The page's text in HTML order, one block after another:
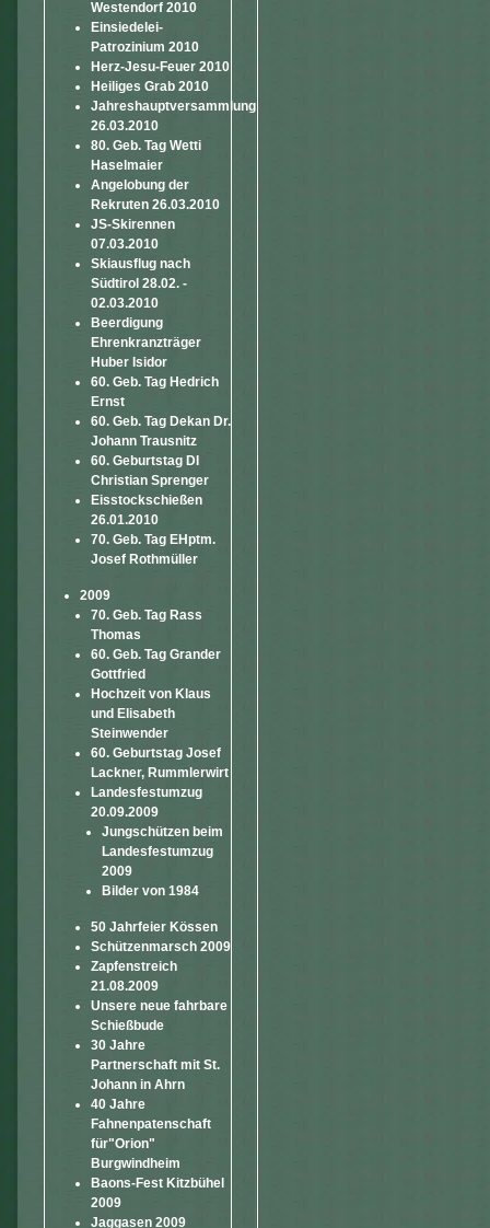
Westendorf 2010
Einsiedelei-
Patrozinium 2010
Herz-Jesu-Feuer 2010
Heiliges Grab 2010
Jahreshauptversammlung
26.03.2010
80. Geb. Tag Wetti
Haselmaier
Angelobung der
Rekruten 26.03.2010
JS-Skirennen
07.03.2010
Skiausflug nach
Südtirol 28.02. -
02.03.2010
Beerdigung
Ehrenkranzträger
Huber Isidor
60. Geb. Tag Hedrich
Ernst
60. Geb. Tag Dekan Dr.
Johann Trausnitz
60. Geburtstag DI
Christian Sprenger
Eisstockschießen
26.01.2010
70. Geb. Tag EHptm.
Josef Rothmüller
2009
70. Geb. Tag Rass
Thomas
60. Geb. Tag Grander
Gottfried
Hochzeit von Klaus
und Elisabeth
Steinwender
60. Geburtstag Josef
Lackner, Rummlerwirt
Landesfestumzug
20.09.2009
Jungschützen beim
Landesfestumzug
2009
Bilder von 1984
50 Jahrfeier Kössen
Schützenmarsch 2009
Zapfenstreich
21.08.2009
Unsere neue fahrbare
Schießbude
30 Jahre
Partnerschaft mit St.
Johann in Ahrn
40 Jahre
Fahnenpatenschaft
für"Orion"
Burgwindheim
Baons-Fest Kitzbühel
2009
Jaggasen 2009